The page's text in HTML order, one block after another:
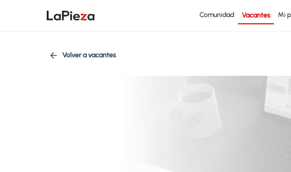
Comunidad Vacantes Mi
Volver a vacantes